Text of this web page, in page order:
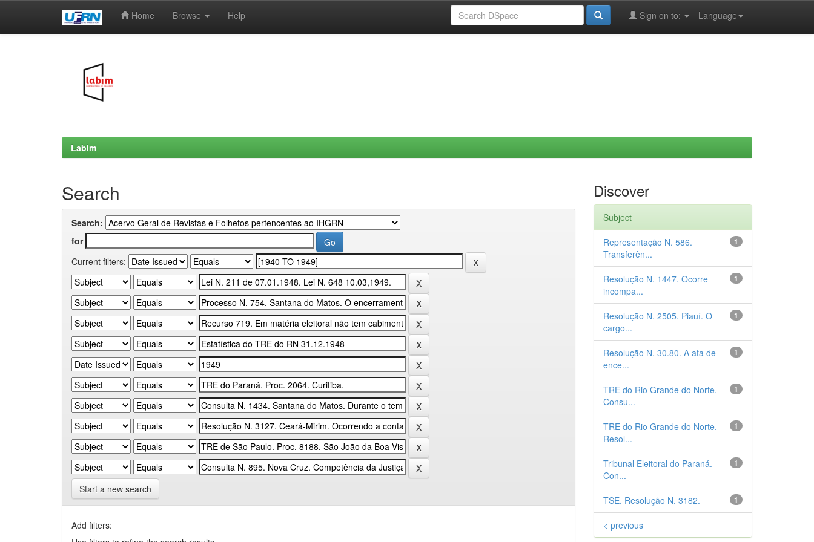
Home Browse Help Language
Sign on to:
Labim
Search
Search:
for
Current filters:
Start a new search
Add filters:
Discover
Subject
1
Representação N. 586.
Transferên...
1
Resolução N. 1447. Ocorre
incompa...
1
Resolução N. 2505. Piauí. O
cargo...
1
Resolução N. 30.80. A ata de
ence...
1
TRE do Rio Grande do Norte.
Consu...
1
TRE do Rio Grande do Norte.
Resol...
1
Tribunal Eleitoral do Paraná.
Con...
1
TSE. Resolução N. 3182.
< previous